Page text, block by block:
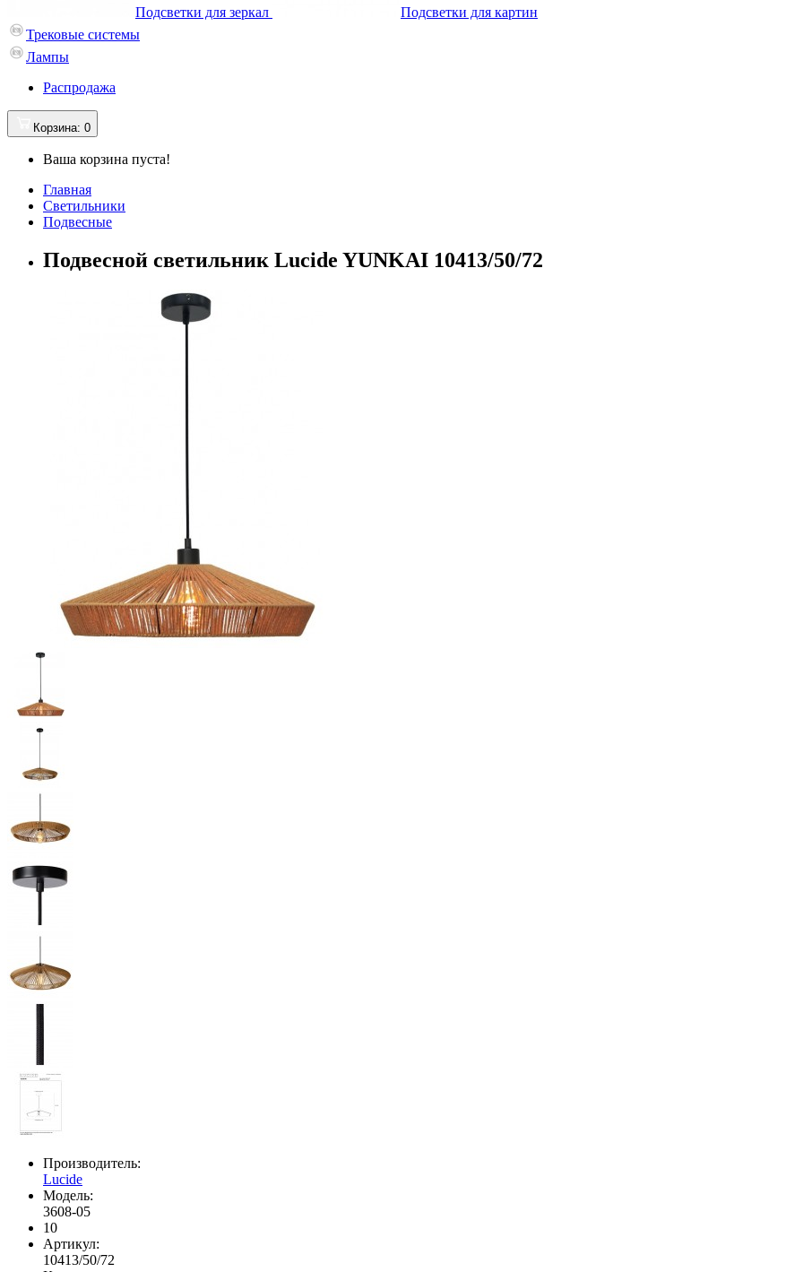
Подсветки для зеркал
Подсветки для картин
Трековые системы
Лампы
Распродажа
Корзина: 0
Ваша корзина пуста!
Главная
Светильники
Подвесные
Подвесной светильник Lucide YUNKAI 10413/50/72
Производитель:
Lucide
Модель:
3608-05
10
Артикул:
10413/50/72